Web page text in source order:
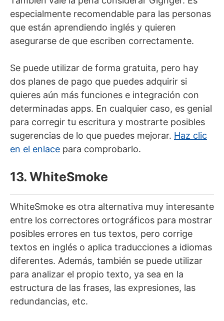
especialmente recomendable para las personas
que están aprendiendo inglés y quieren
asegurarse de que escriben correctamente.
Se puede utilizar de forma gratuita, pero hay
dos planes de pago que puedes adquirir si
quieres aún más funciones e integración con
determinadas apps. En cualquier caso, es genial
para corregir tu escritura y mostrarte posibles
sugerencias de lo que puedes mejorar. Haz clic
en el enlace para comprobarlo.
13. WhiteSmoke
WhiteSmoke es otra alternativa muy interesante
entre los correctores ortográficos para mostrar
posibles errores en tus textos, pero corrige
textos en inglés o aplica traducciones a idiomas
diferentes. Además, también se puede utilizar
para analizar el propio texto, ya sea en la
estructura de las frases, las expresiones, las
redundancias, etc.